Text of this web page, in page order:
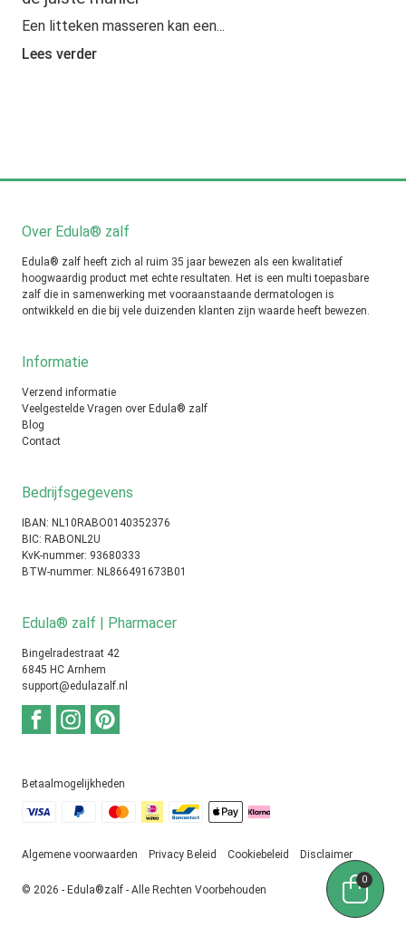
Een litteken masseren kan een...
Lees verder
Over Edula® zalf
Edula® zalf heeft zich al ruim 35 jaar bewezen als een kwalitatief
hoogwaardig product met echte resultaten. Het is een multi toepasbare
zalf die in samenwerking met vooraanstaande dermatologen is
ontwikkeld en die bij vele duizenden klanten zijn waarde heeft bewezen.
Informatie
Verzend informatie
Veelgestelde Vragen over Edula® zalf
Blog
Contact
Bedrijfsgegevens
IBAN: NL10RABO0140352376
BIC: RABONL2U
KvK-nummer: 93680333
BTW-nummer: NL866491673B01
Edula® zalf | Pharmacer
Bingelradestraat 42
6845 HC Arnhem
support@edulazalf.nl
Betaalmogelijkheden
© 2026 - Edula®zalf - Alle Rechten Voorbehouden
Algemene voorwaarden Privacy Beleid Cookiebeleid Disclaimer
0